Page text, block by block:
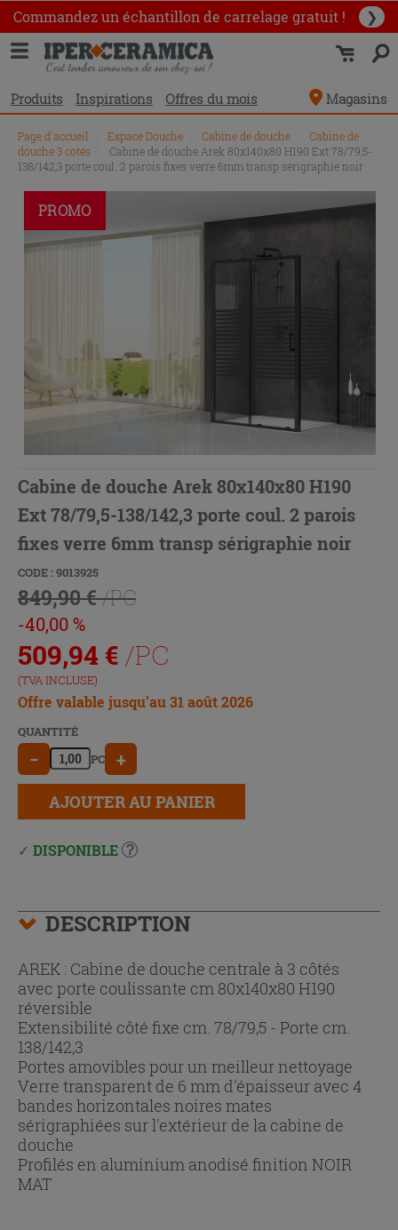
Commandez un échantillon de carrelage gratuit ! ❯
Produits Inspirations Offres du mois Magasins
Page d'accueil Espace Douche Cabine de douche
Cabine de
douche 3 cotés
Cabine de douche Arek 80x140x80 H190 Ext 78/79,5-
138/142,3 porte coul. 2 parois fixes verre 6mm transp sérigraphie noir
PROMO
Cabine de douche Arek 80x140x80 H190
Ext 78/79,5-138/142,3 porte coul. 2 parois
fixes verre 6mm transp sérigraphie noir
CODE : 9013925
849,90 €/PC
-40,00 %
509,94 € /PC
(TVA INCLUSE)
Offre valable jusqu’au 31 août 2026
QUANTITÉ
− PC +
AJOUTER AU PANIER
DISPONIBLE
DESCRIPTION
AREK : Cabine de douche centrale à 3 côtés
avec porte coulissante cm 80x140x80 H190
réversible
Extensibilité côté fixe cm. 78/79,5 - Porte cm.
138/142,3
Portes amovibles pour un meilleur nettoyage
Verre transparent de 6 mm d'épaisseur avec 4
bandes horizontales noires mates
sérigraphiées sur l'extérieur de la cabine de
douche
Profilés en aluminium anodisé finition NOIR
MAT